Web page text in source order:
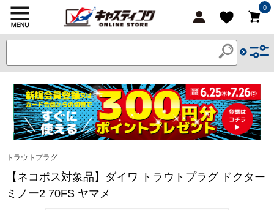
0
トラウトプラグ
【ネコポス対象品】ダイワ トラウトプラグ ドクター
ミノー2 70FS ヤマメ